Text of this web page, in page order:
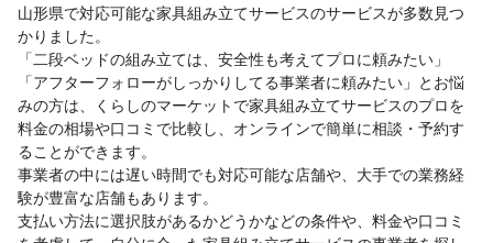
山形県で対応可能な家具組み立てサービスのサービスが多数見つ
かりました。
「二段ベッドの組み立ては、安全性も考えてプロに頼みたい」
「アフターフォローがしっかりしてる事業者に頼みたい」とお悩
みの方は、くらしのマーケットで家具組み立てサービスのプロを
料金の相場や口コミで比較し、オンラインで簡単に相談・予約す
ることができます。
事業者の中には遅い時間でも対応可能な店舗や、大手での業務経
験が豊富な店舗もあります。
支払い方法に選択肢があるかどうかなどの条件や、料金や口コミ